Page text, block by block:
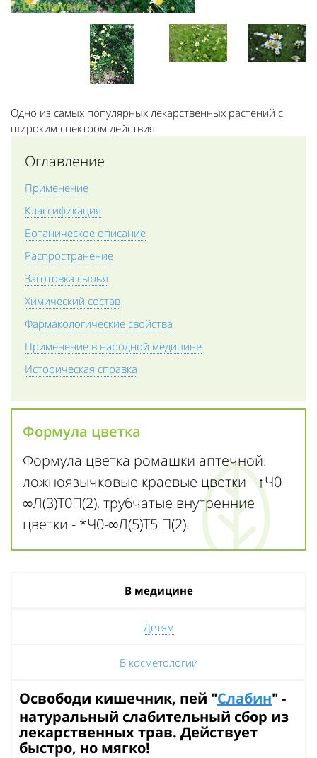
Одно из самых популярных лекарственных растений с
широким спектром действия.
Оглавление
Применение
Классификация
Ботаническое описание
Распространение
Заготовка сырья
Химический состав
Фармакологические свойства
Применение в народной медицине
Историческая справка
Формула цветка
Формула цветка ромашки аптечной:
ложноязычковые краевые цветки - ↑Ч0-
∞Л(3)Т0П(2), трубчатые внутренние
цветки - *Ч0-∞Л(5)Т5 П(2).
В медицине
Детям
В косметологии
Освободи кишечник, пей "Слабин" -
натуральный слабительный сбор из
лекарственных трав. Действует
быстро, но мягко!